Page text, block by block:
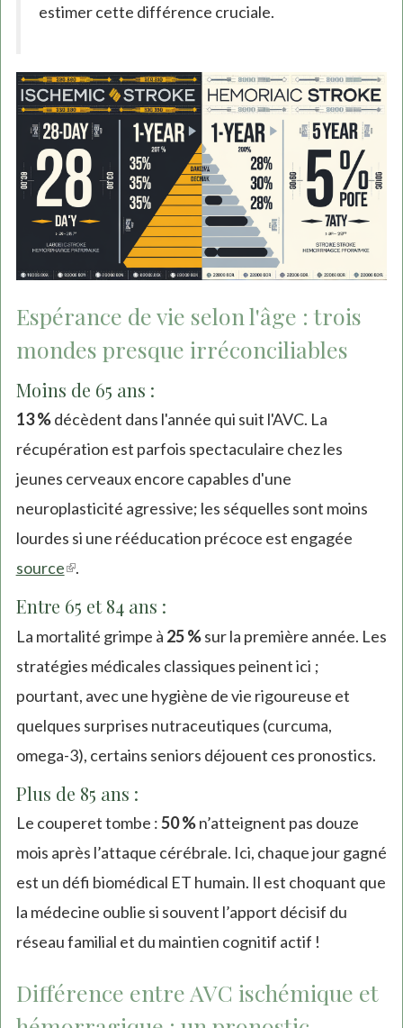
estimer cette différence cruciale.
Espérance de vie selon l'âge : trois
mondes presque irréconciliables
Moins de 65 ans :
13 %décèdent dans l'année qui suit l'AVC. La
récupération est parfois spectaculaire chez les
jeunes cerveaux encore capables d'une
neuroplasticité agressive; les séquelles sont moins
lourdes si une rééducation précoce est engagée
source(link
is
external)
.
Entre 65 et 84 ans :
La mortalité grimpe à 25 %sur la première année. Les
stratégies médicales classiques peinent ici ;
pourtant, avec une hygiène de vie rigoureuse et
quelques surprises nutraceutiques (curcuma,
omega-3), certains seniors déjouent ces pronostics.
Plus de 85 ans :
Le couperet tombe :50 %n’atteignent pas douze
mois après l’attaque cérébrale. Ici, chaque jour gagné
est un défi biomédical ET humain. Il est choquant que
la médecine oublie si souvent l’apport décisif du
réseau familial et du maintien cognitif actif !
Différence entre AVC ischémique et